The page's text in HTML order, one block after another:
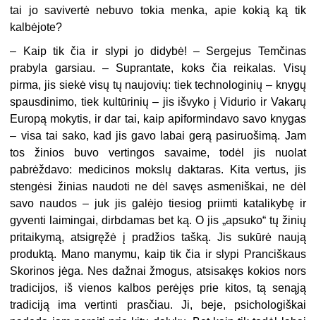
tai jo savivertė nebuvo tokia menka, apie kokią ką tik
kalbėjote?
–
Kaip tik čia ir slypi jo didybė! – Sergejus Temčinas
prabyla garsiau. – Suprantate, koks čia reikalas. Visų
pirma, jis siekė visų tų naujovių: tiek technologinių – knygų
spausdinimo, tiek kultūrinių – jis išvyko į Vidurio ir Vakarų
Europą mokytis, ir dar tai, kaip apiformindavo savo knygas
– visa tai sako, kad jis gavo labai gerą pasiruošimą. Jam
tos žinios buvo vertingos savaime, todėl jis nuolat
pabrėždavo: medicinos mokslų daktaras. Kita vertus, jis
stengėsi žinias naudoti ne dėl savęs asmeniškai, ne dėl
savo naudos – juk jis galėjo tiesiog priimti katalikybę ir
gyventi laimingai, dirbdamas bet ką. O jis „apsuko“ tų žinių
pritaikymą, atsigręžė į pradžios tašką. Jis sukūrė naują
produktą. Mano manymu, kaip tik čia ir slypi Pranciškaus
Skorinos jėga. Nes dažnai žmogus, atsisakęs kokios nors
tradicijos, iš vienos kalbos perėjęs prie kitos, tą senąją
tradiciją ima vertinti prasčiau. Ji, beje, psichologiškai